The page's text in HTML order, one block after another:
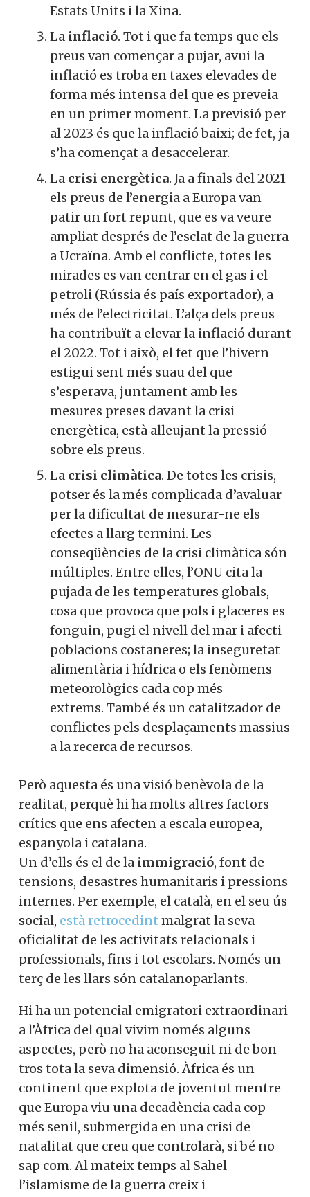
Estats Units i la Xina.
La inflació. Tot i que fa temps que els
preus van començar a pujar, avui la
inflació es troba en taxes elevades de
forma més intensa del que es preveia
en un primer moment. La previsió per
al 2023 és que la inflació baixi; de fet, ja
s’ha començat a desaccelerar.
La crisi energètica. Ja a finals del 2021
els preus de l’energia a Europa van
patir un fort repunt, que es va veure
ampliat després de l’esclat de la guerra
a Ucraïna. Amb el conflicte, totes les
mirades es van centrar en el gas i el
petroli (Rússia és país exportador), a
més de l’electricitat. L’alça dels preus
ha contribuït a elevar la inflació durant
el 2022. Tot i això, el fet que l’hivern
estigui sent més suau del que
s’esperava, juntament amb les
mesures preses davant la crisi
energètica, està alleujant la pressió
sobre els preus.
La crisi climàtica. De totes les crisis,
potser és la més complicada d’avaluar
per la dificultat de mesurar-ne els
efectes a llarg termini. Les
conseqüències de la crisi climàtica són
múltiples. Entre elles, l’ONU cita la
pujada de les temperatures globals,
cosa que provoca que pols i glaceres es
fonguin, pugi el nivell del mar i afecti
poblacions costaneres; la inseguretat
alimentària i hídrica o els fenòmens
meteorològics cada cop més
extrems. També és un catalitzador de
conflictes pels desplaçaments massius
a la recerca de recursos.
Però aquesta és una visió benèvola de la
realitat, perquè hi ha molts altres factors
crítics que ens afecten a escala europea,
espanyola i catalana.
Un d’ells és el de la immigració, font de
tensions, desastres humanitaris i pressions
internes. Per exemple, el català, en el seu ús
social, està retrocedint malgrat la seva
oficialitat de les activitats relacionals i
professionals, fins i tot escolars. Només un
terç de les llars són catalanoparlants.
Hi ha un potencial emigratori extraordinari
a l’Àfrica del qual vivim només alguns
aspectes, però no ha aconseguit ni de bon
tros tota la seva dimensió. Àfrica és un
continent que explota de joventut mentre
que Europa viu una decadència cada cop
més senil, submergida en una crisi de
natalitat que creu que controlarà, si bé no
sap com. Al mateix temps al Sahel
l’islamisme de la guerra creix i